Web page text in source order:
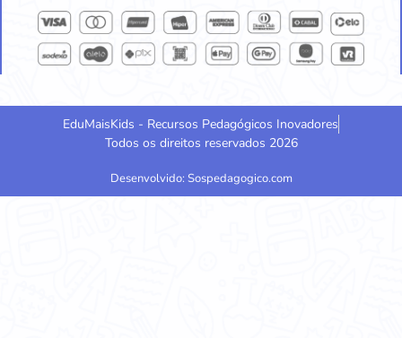
EduMaisKids - Recursos Pedagógicos Inovadores
Todos os direitos reservados 2026
Desenvolvido: Sospedagogico.com